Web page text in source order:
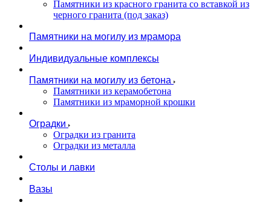
Памятники из красного гранита со вставкой из
черного гранита (под заказ)
Памятники на могилу из мрамора
Индивидуальные комплексы
Памятники на могилу из бетона
Памятники из керамобетона
Памятники из мраморной крошки
Оградки
Оградки из гранита
Оградки из металла
Столы и лавки
Вазы